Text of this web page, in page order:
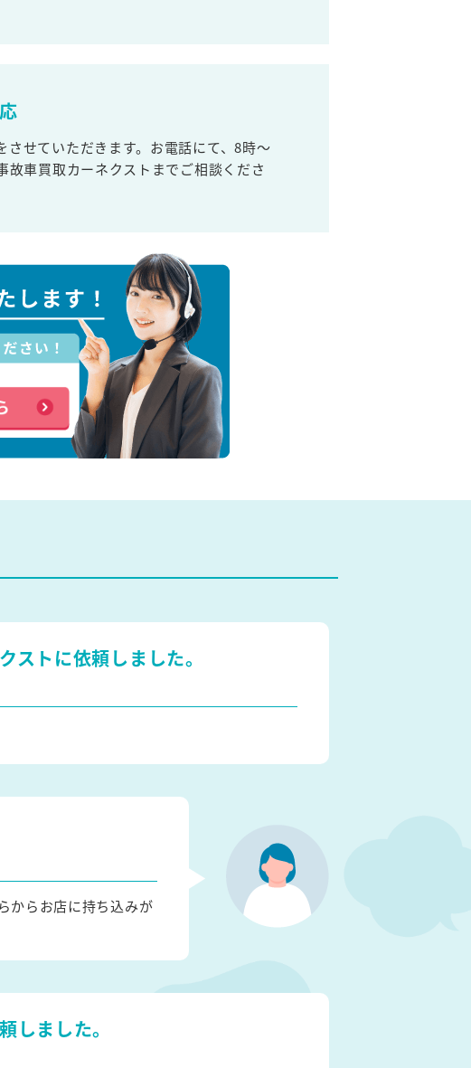
せていただきます。お電話にて、8時～
車買取カーネクストまでご相談くださ
ストに依頼しました。
からお店に持ち込みが
しました。